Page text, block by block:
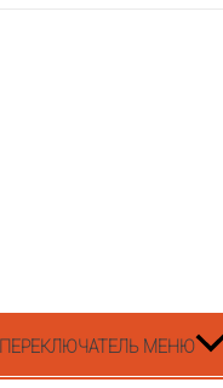
ПЕРЕКЛЮЧАТЕЛЬ МЕНЮ